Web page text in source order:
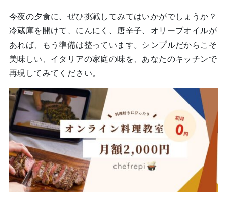
今夜の夕食に、ぜひ挑戦してみてはいかがでしょうか？
冷蔵庫を開けて、にんにく、唐辛子、オリーブオイルが
あれば、もう準備は整っています。シンプルだからこそ
美味しい、イタリアの家庭の味を、あなたのキッチンで
再現してみてください。